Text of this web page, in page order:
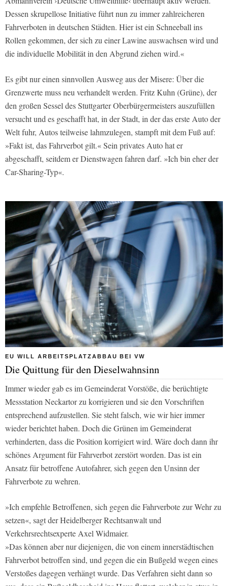
Dessen skrupellose Initiative führt nun zu immer zahlreicheren
Fahrverboten in deutschen Städten. Hier ist ein Schneeball ins
Rollen gekommen, der sich zu einer Lawine auswachsen wird und
die individuelle Mobilität in den Abgrund ziehen wird.«
Es gibt nur einen sinnvollen Ausweg aus der Misere: Über die
Grenzwerte muss neu verhandelt werden. Fritz Kuhn (Grüne), der
den großen Sessel des Stuttgarter Oberbürgermeisters auszufüllen
versucht und es geschafft hat, in der Stadt, in der das erste Auto der
Welt fuhr, Autos teilweise lahmzulegen, stampft mit dem Fuß auf:
»Fakt ist, das Fahrverbot gilt.« Sein privates Auto hat er
abgeschafft, seitdem er Dienstwagen fahren darf. »Ich bin eher der
Car-Sharing-Typ«.
EU WILL ARBEITSPLATZABBAU BEI VW
Die Quittung für den Dieselwahnsinn
Immer wieder gab es im Gemeinderat Vorstöße, die berüchtigte
Messstation Neckartor zu korrigieren und sie den Vorschriften
entsprechend aufzustellen. Sie steht falsch, wie wir hier immer
wieder berichtet haben. Doch die Grünen im Gemeinderat
verhinderten, dass die Position korrigiert wird. Wäre doch dann ihr
schönes Argument für Fahrverbot zerstört worden. Das ist ein
Ansatz für betroffene Autofahrer, sich gegen den Unsinn der
Fahrverbote zu wehren.
»Ich empfehle Betroffenen, sich gegen die Fahrverbote zur Wehr zu
setzen«, sagt der Heidelberger Rechtsanwalt und
Verkehrsrechtsexperte Axel Widmaier.
»Das können aber nur diejenigen, die von einem innerstädtischen
Fahrverbot betroffen sind, und gegen die ein Bußgeld wegen eines
Verstoßes dagegen verhängt wurde. Das Verfahren sieht dann so